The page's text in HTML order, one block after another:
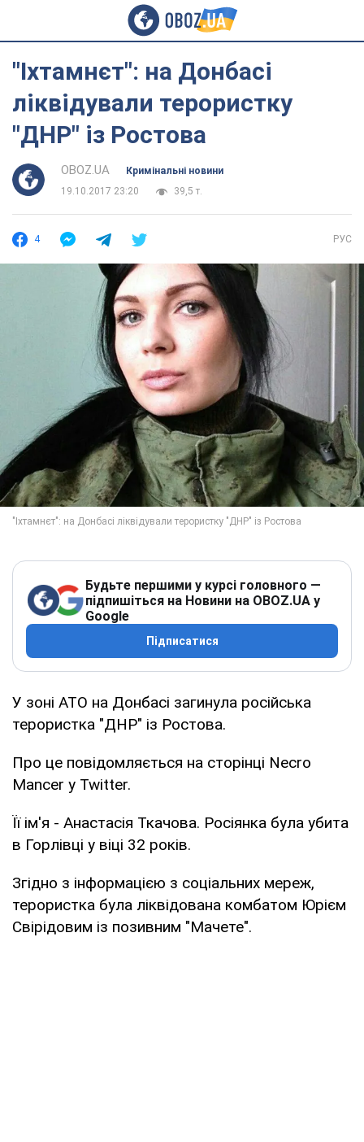
"Іхтамнєт": на Донбасі
ліквідували терористку
"ДНР" із Ростова
OBOZ.UA
Кримінальні новини
19.10.2017 23:20
39,5 т.
4 РУС
Будьте першими у курсі головного —
підпишіться на Новини на OBOZ.UA у
Google
Підписатися
У зоні АТО на Донбасі загинула російська
терористка "ДНР" із Ростова.
Про це повідомляється на сторінці Necro
Mancer у Twitter.
Її ім'я - Анастасія Ткачова. Росіянка була убита
в Горлівці у віці 32 років.
Згідно з інформацією з соціальних мереж,
терористка була ліквідована комбатом Юрієм
Свірідовим із позивним "Мачете".